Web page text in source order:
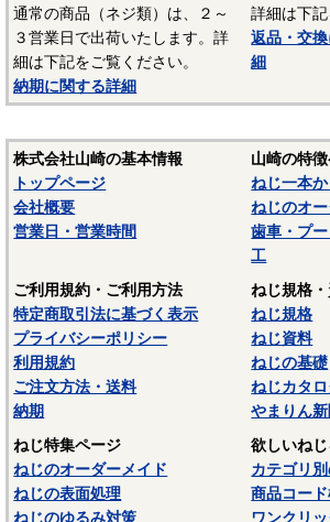
す。当サイトでは特定の材質表記がない場
テンレス材料を一般名称の「ステンレス」
す。
－－－－－－－－－－－－－－－
☆ねじに使用される材料については下記ペ
います。ご参照ください。
〇 鉄鋼材料
〇ステンレス材料
通常の商品（ネジ類）は、２～
３営業日で出荷いたします。詳
細は下記をご覧ください。
納期に関する詳細
詳細は下記
返品・交
細
株式会社山崎の基本情報
トップページ
会社概要
営業日・営業時間
山崎の特
ねじ一本か
ねじのオ
歯車・プ
工
ご利用規約・ご利用方法
特定商取引法に基づく表示
プライバシーポリシー
利用規約
ご注文方法・送料
納期
ねじ規格
ねじ規格
ねじ資料
ねじの基礎
ねじカタ
やまりん新
ねじ特集ページ
ねじのオーダーメイド
ねじの表面処理
ねじのゆるみ対策
欲しいね
カテゴリ
商品コー
ワンクリ